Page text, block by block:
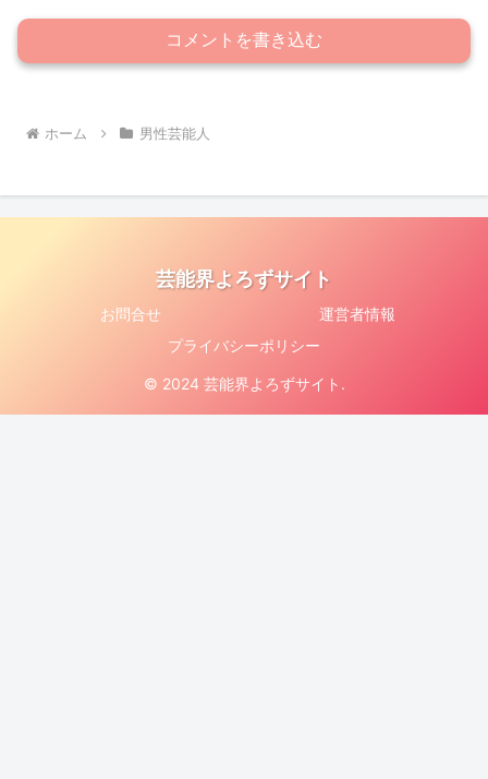
コメントを書き込む
ホーム 男性芸能人
芸能界よろずサイト
お問合せ
運営者情報
プライバシーポリシー
© 2024 芸能界よろずサイト.